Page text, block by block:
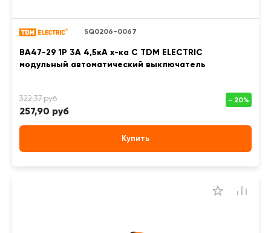
SQ0206-0067
ВА47-29 1Р 3А 4,5кА х-ка С TDM ELECTRIC
модульный автоматический выключатель
257,90 руб
Купить